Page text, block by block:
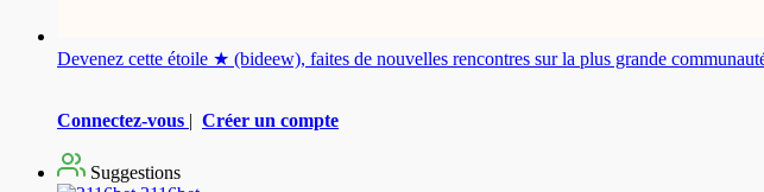
Devenez cette étoile ★ (bideew), faites de nouvelles rencontres sur la plus grande
Connectez-vous | Créer un compte
Suggestions